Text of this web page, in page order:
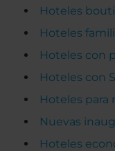
Hoteles
Hoteles
Hoteles con
Hoteles con
Hoteles para
Nuevas
Hoteles